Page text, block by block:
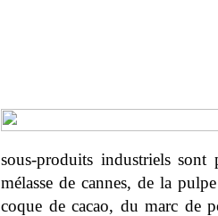
sous-produits industriels
mélasse de cannes, de la
coque de cacao, du marc de